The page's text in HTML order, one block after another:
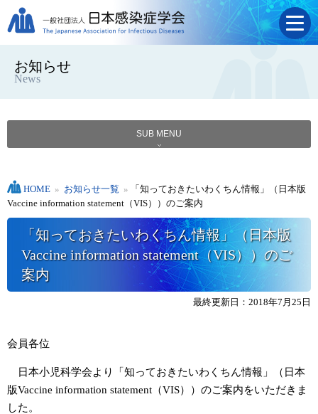
お知らせ
News
SUB MENU
HOME » お知らせ一覧 »
「知っておきたいわくちん情報」（日本版
Vaccine information statement（VIS））のご案内
「知っておきたいわくちん情報」（日本版
Vaccine information statement（VIS））のご
案内
最終更新日：2018年7月25日
会員各位
日本小児科学会より「知っておきたいわくちん情報」（日本
版Vaccine information statement（VIS））のご案内をいただきま
した。